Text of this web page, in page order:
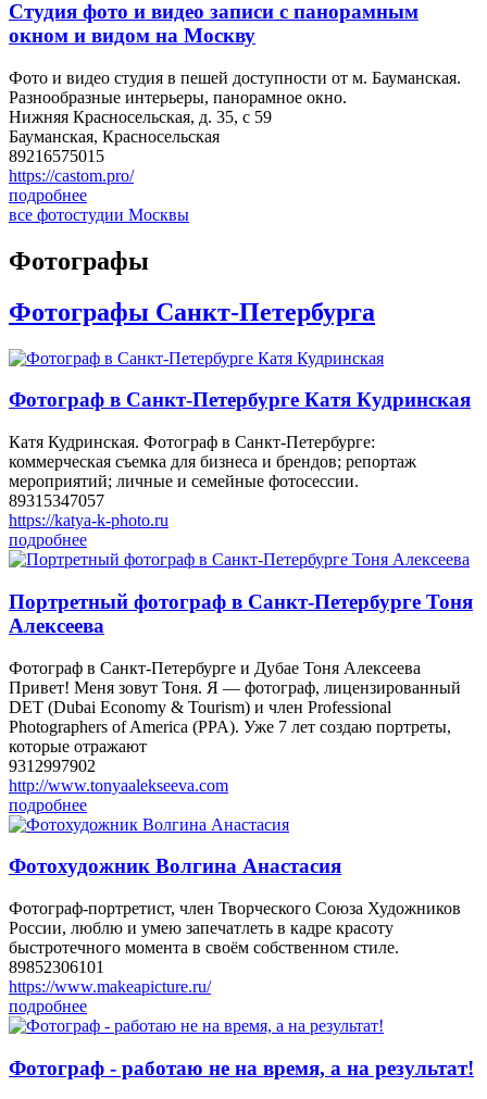
Студия фото и видео записи с панорамным
окном и видом на Москву
Фото и видео студия в пешей доступности от м. Бауманская.
Разнообразные интерьеры, панорамное окно.
Нижняя Красносельская, д. 35, с 59
Бауманская, Красносельская
89216575015
https://castom.pro/
подробнее
все фотостудии Москвы
Фотографы
Фотографы Санкт-Петербурга
Фотограф в Санкт-Петербурге Катя Кудринская
Катя Кудринская. Фотограф в Санкт-Петербурге:
коммерческая съемка для бизнеса и брендов; репортаж
мероприятий; личные и семейные фотосессии.
89315347057
https://katya-k-photo.ru
подробнее
Портретный фотограф в Санкт-Петербурге Тоня
Алексеева
Фотограф в Санкт-Петербурге и Дубае Тоня Алексеева
Привет! Меня зовут Тоня. Я — фотограф, лицензированный
DET (Dubai Economy & Tourism) и член Professional
Photographers of America (PPA). Уже 7 лет создаю портреты,
которые отражают
9312997902
http://www.tonyaalekseeva.com
подробнее
Фотохудожник Волгина Анастасия
Фотограф-портретист, член Творческого Союза Художников
России, люблю и умею запечатлеть в кадре красоту
быстротечного момента в своём собственном стиле.
89852306101
https://www.makeapicture.ru/
подробнее
Фотограф - работаю не на время, а на результат!